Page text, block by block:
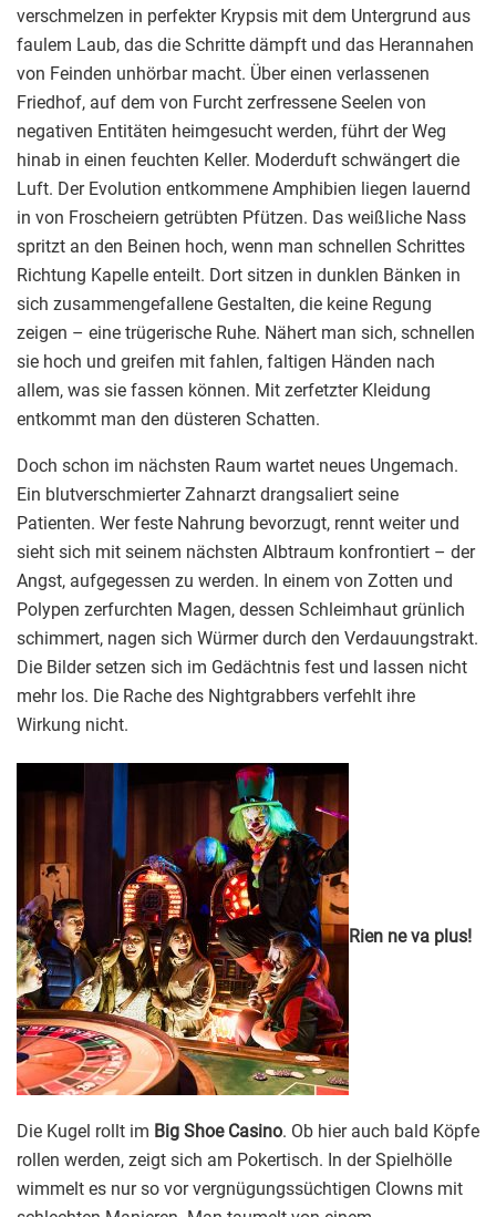
verschmelzen in perfekter Krypsis mit dem Untergrund aus
faulem Laub, das die Schritte dämpft und das Herannahen
von Feinden unhörbar macht. Über einen verlassenen
Friedhof, auf dem von Furcht zerfressene Seelen von
negativen Entitäten heimgesucht werden, führt der Weg
hinab in einen feuchten Keller. Moderduft schwängert die
Luft. Der Evolution entkommene Amphibien liegen lauernd
in von Froscheiern getrübten Pfützen. Das weißliche Nass
spritzt an den Beinen hoch, wenn man schnellen Schrittes
Richtung Kapelle enteilt. Dort sitzen in dunklen Bänken in
sich zusammengefallene Gestalten, die keine Regung
zeigen – eine trügerische Ruhe. Nähert man sich, schnellen
sie hoch und greifen mit fahlen, faltigen Händen nach
allem, was sie fassen können. Mit zerfetzter Kleidung
entkommt man den düsteren Schatten.
Doch schon im nächsten Raum wartet neues Ungemach.
Ein blutverschmierter Zahnarzt drangsaliert seine
Patienten. Wer feste Nahrung bevorzugt, rennt weiter und
sieht sich mit seinem nächsten Albtraum konfrontiert – der
Angst, aufgegessen zu werden. In einem von Zotten und
Polypen zerfurchten Magen, dessen Schleimhaut grünlich
schimmert, nagen sich Würmer durch den Verdauungstrakt.
Die Bilder setzen sich im Gedächtnis fest und lassen nicht
mehr los. Die Rache des Nightgrabbers verfehlt ihre
Wirkung nicht.
Rien ne va plus!
Die Kugel rollt im Big Shoe Casino. Ob hier auch bald Köpfe
rollen werden, zeigt sich am Pokertisch. In der Spielhölle
wimmelt es nur so vor vergnügungssüchtigen Clowns mit